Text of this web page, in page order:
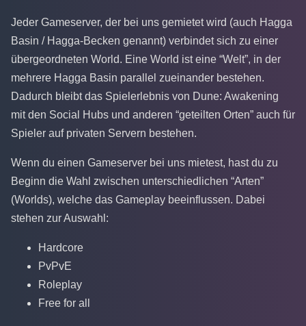
Jeder Gameserver, der bei uns gemietet wird (auch Hagga
Basin / Hagga-Becken genannt) verbindet sich zu einer
übergeordneten World. Eine World ist eine “Welt”, in der
mehrere Hagga Basin parallel zueinander bestehen.
Dadurch bleibt das Spielerlebnis von Dune: Awakening
mit den Social Hubs und anderen “geteilten Orten” auch für
Spieler auf privaten Servern bestehen.
Wenn du einen Gameserver bei uns mietest, hast du zu
Beginn die Wahl zwischen unterschiedlichen “Arten”
(Worlds), welche das Gameplay beeinflussen. Dabei
stehen zur Auswahl:
Hardcore
PvPvE
Roleplay
Free for all